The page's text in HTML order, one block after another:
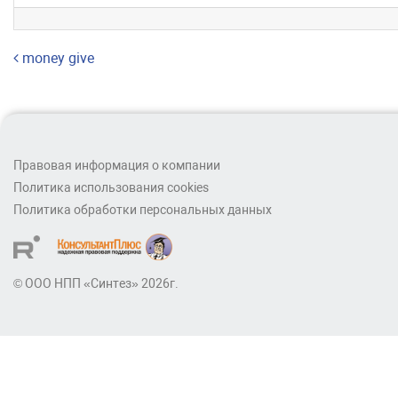
Навигация по записям
money give
Правовая информация о компании
Политика использования cookies
Политика обработки персональных данных
© ООО НПП «Синтез» 2026г.